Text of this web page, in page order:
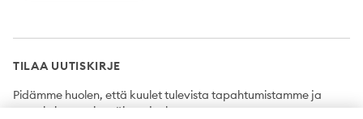
TILAA UUTISKIRJE
Pidämme huolen, että kuulet tulevista tapahtumistamme ja
uutuuksista ensimmäisten joukossa.